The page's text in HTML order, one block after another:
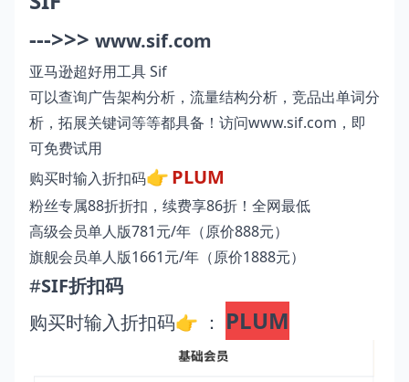
--->>> www.sif.com
亚马逊超好用工具 Sif
可以查询广告架构分析，流量结构分析，竞品出单词分
析，拓展关键词等等都具备！访问www.sif.com ，即
可免费试用
购买时输入折扣码👉PLUM
粉丝专属88折折扣，续费享86折！全网最低
高级会员单人版781元/年（原价888元）
旗舰会员单人版1661元/年（原价1888元）
#SIF折扣码
购买时输入折扣码👉 ： PLUM